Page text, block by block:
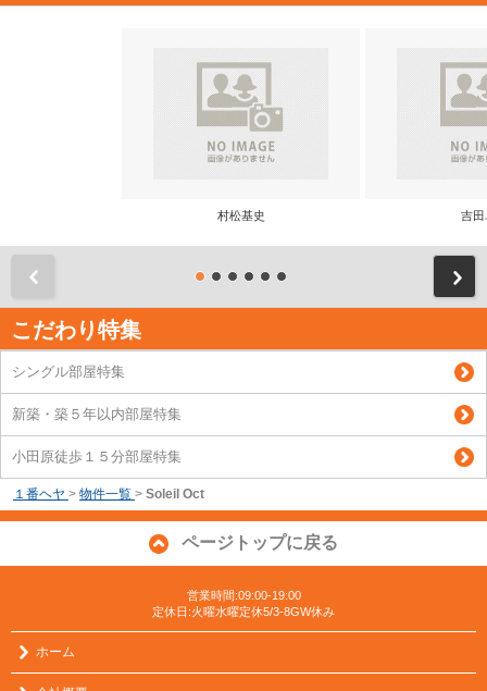
村松基史 吉田
こだわり特集
シングル部屋特集
新築・築５年以内部屋特集
小田原徒歩１５分部屋特集
１番ヘヤ > 物件一覧 > Soleil Oct
ページトップに戻る
営業時間:09:00-19:00
定休日:火曜水曜定休5/3-8GW休み
ホーム